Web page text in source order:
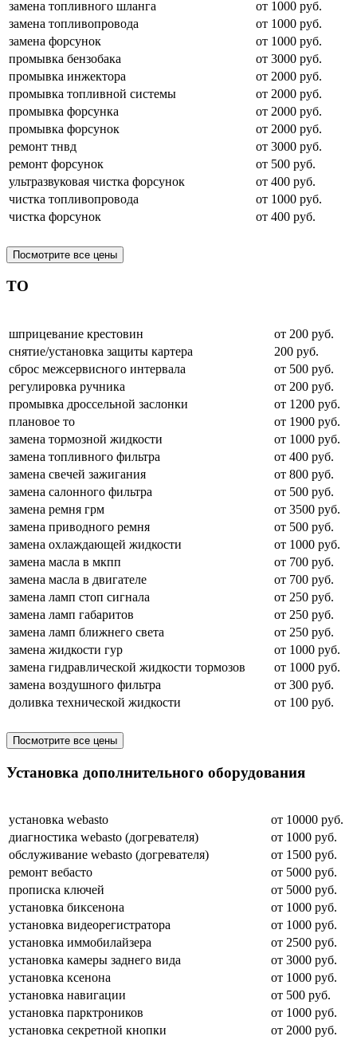
замена топливного шланга
от 1000 руб.
замена топливопровода
от 1000 руб.
замена форсунок
от 1000 руб.
промывка бензобака
от 3000 руб.
промывка инжектора
от 2000 руб.
промывка топливной системы
от 2000 руб.
промывка форсунка
от 2000 руб.
промывка форсунок
от 2000 руб.
ремонт тнвд
от 3000 руб.
ремонт форсунок
от 500 руб.
ультразвуковая чистка форсунок
от 400 руб.
чистка топливопровода
от 1000 руб.
чистка форсунок
от 400 руб.
Посмотрите все цены
ТО
шприцевание крестовин
от 200 руб.
снятие/установка защиты картера
200 руб.
сброс межсервисного интервала
от 500 руб.
регулировка ручника
от 200 руб.
промывка дроссельной заслонки
от 1200 руб.
плановое то
от 1900 руб.
замена тормозной жидкости
от 1000 руб.
замена топливного фильтра
от 400 руб.
замена свечей зажигания
от 800 руб.
замена салонного фильтра
от 500 руб.
замена ремня грм
от 3500 руб.
замена приводного ремня
от 500 руб.
замена охлаждающей жидкости
от 1000 руб.
замена масла в мкпп
от 700 руб.
замена масла в двигателе
от 700 руб.
замена ламп стоп сигнала
от 250 руб.
замена ламп габаритов
от 250 руб.
замена ламп ближнего света
от 250 руб.
замена жидкости гур
от 1000 руб.
замена гидравлической жидкости тормозов
от 1000 руб.
замена воздушного фильтра
от 300 руб.
доливка технической жидкости
от 100 руб.
Посмотрите все цены
Установка дополнительного оборудования
установка webasto
от 10000 руб.
диагностика webasto (догревателя)
от 1000 руб.
обслуживание webasto (догревателя)
от 1500 руб.
ремонт вебасто
от 5000 руб.
прописка ключей
от 5000 руб.
установка биксенона
от 1000 руб.
установка видеорегистратора
от 1000 руб.
установка иммобилайзера
от 2500 руб.
установка камеры заднего вида
от 3000 руб.
установка ксенона
от 1000 руб.
установка навигации
от 500 руб.
установка парктроников
от 1000 руб.
установка секретной кнопки
от 2000 руб.